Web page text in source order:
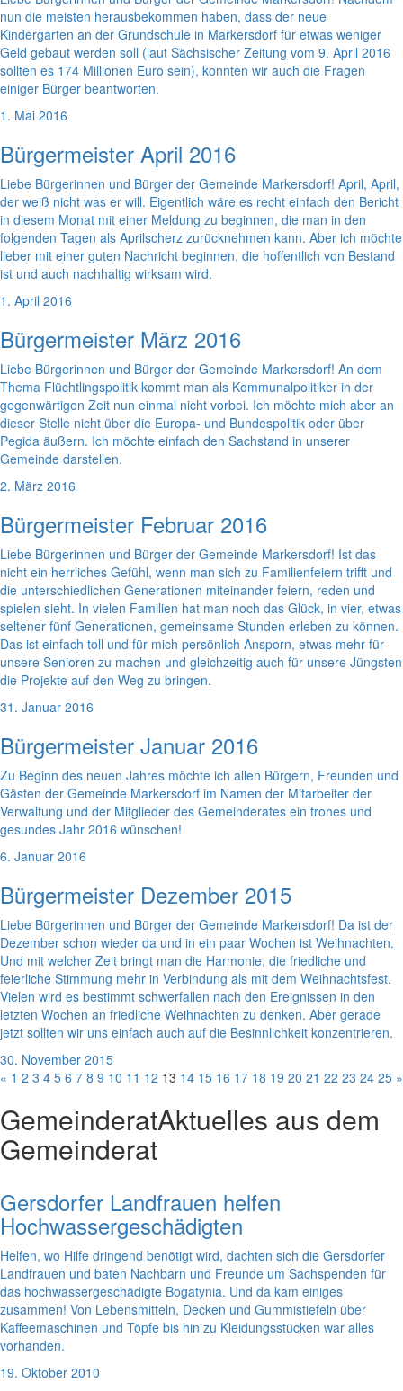
nun die meisten herausbekommen haben, dass der neue
Kindergarten an der Grundschule in Markersdorf für etwas weniger
Geld gebaut werden soll (laut Sächsischer Zeitung vom 9. April 2016
sollten es 174 Millionen Euro sein), konnten wir auch die Fragen
einiger Bürger beantworten.
1. Mai 2016
Bürgermeister April 2016
Liebe Bürgerinnen und Bürger der Gemeinde Markersdorf! April, April,
der weiß nicht was er will. Eigentlich wäre es recht einfach den Bericht
in diesem Monat mit einer Meldung zu beginnen, die man in den
folgenden Tagen als Aprilscherz zurücknehmen kann. Aber ich möchte
lieber mit einer guten Nachricht beginnen, die hoffentlich von Bestand
ist und auch nachhaltig wirksam wird.
1. April 2016
Bürgermeister März 2016
Liebe Bürgerinnen und Bürger der Gemeinde Markersdorf! An dem
Thema Flüchtlingspolitik kommt man als Kommunalpolitiker in der
gegenwärtigen Zeit nun einmal nicht vorbei. Ich möchte mich aber an
dieser Stelle nicht über die Europa- und Bundespolitik oder über
Pegida äußern. Ich möchte einfach den Sachstand in unserer
Gemeinde darstellen.
2. März 2016
Bürgermeister Februar 2016
Liebe Bürgerinnen und Bürger der Gemeinde Markersdorf! Ist das
nicht ein herrliches Gefühl, wenn man sich zu Familienfeiern trifft und
die unterschiedlichen Generationen miteinander feiern, reden und
spielen sieht. In vielen Familien hat man noch das Glück, in vier, etwas
seltener fünf Generationen, gemeinsame Stunden erleben zu können.
Das ist einfach toll und für mich persönlich Ansporn, etwas mehr für
unsere Senioren zu machen und gleichzeitig auch für unsere Jüngsten
die Projekte auf den Weg zu bringen.
31. Januar 2016
Bürgermeister Januar 2016
Zu Beginn des neuen Jahres möchte ich allen Bürgern, Freunden und
Gästen der Gemeinde Markersdorf im Namen der Mitarbeiter der
Verwaltung und der Mitglieder des Gemeinderates ein frohes und
gesundes Jahr 2016 wünschen!
6. Januar 2016
Bürgermeister Dezember 2015
Liebe Bürgerinnen und Bürger der Gemeinde Markersdorf! Da ist der
Dezember schon wieder da und in ein paar Wochen ist Weihnachten.
Und mit welcher Zeit bringt man die Harmonie, die friedliche und
feierliche Stimmung mehr in Verbindung als mit dem Weihnachtsfest.
Vielen wird es bestimmt schwerfallen nach den Ereignissen in den
letzten Wochen an friedliche Weihnachten zu denken. Aber gerade
jetzt sollten wir uns einfach auch auf die Besinnlichkeit konzentrieren.
30. November 2015
« 1 2 3 4 5 6 7 8 9 10 11 12 13 14 15 16 17 18 19 20 21 22 23 24 25 »
GemeinderatAktuelles aus dem
Gemeinderat
Gersdorfer Landfrauen helfen
Hochwassergeschädigten
Helfen, wo Hilfe dringend benötigt wird, dachten sich die Gersdorfer
Landfrauen und baten Nachbarn und Freunde um Sachspenden für
das hochwassergeschädigte Bogatynia. Und da kam einiges
zusammen! Von Lebensmitteln, Decken und Gummistiefeln über
Kaffeemaschinen und Töpfe bis hin zu Kleidungsstücken war alles
vorhanden.
19. Oktober 2010